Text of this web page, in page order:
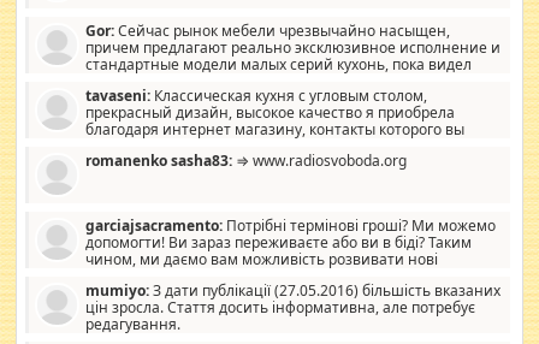
Gor:Сейчас рынок мебели чрезвычайно насыщен,
причем предлагают реально эксклюзивное исполнение и
стандартные модели малых серий кухонь, пока видел
стандартные формы, в MebelOk, креативненько и что главное -
со вкусом все в порядке, без ненужных наворотов удорожающих
мебель, а это не последний фактор.
tavaseni: Классическая кухня с угловым столом,
прекрасный дизайн, высокое качество я приобрела
благодаря интернет магазину, контакты которого вы
romanenko sasha83: ⇒ www.radiosvoboda.org
garciajsacramento: Потрібні термінові гроші? Ми можемо
допомогти! Ви зараз переживаєте або ви в біді? Таким
чином, ми даємо вам можливість розвивати нові
допомагати людям, які намагаються дати їм шанс. Кожен
заслуговує на другий шанс, і, оскільки влада не зможе, вони
повинні приймати від інших. Для нас нема багато суми, і зрілість
mumiyo:З дати публікації (27.05.2016) більшість вказаних
цін зросла. Стаття досить інформативна, але потребує
редагування.